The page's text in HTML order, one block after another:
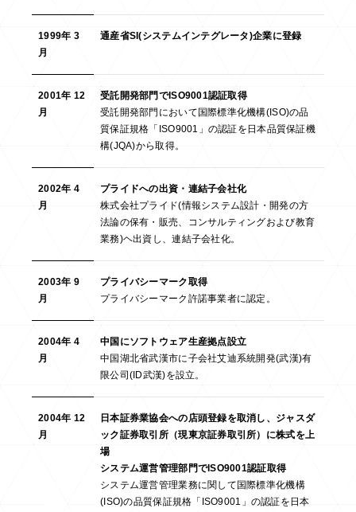
1999年 3
月
通産省SI(システムインテグレータ)企業に登録
2001年 12
月
受託開発部門でISO9001認証取得
受託開発部門において国際標準化機構(ISO)の品
質保証規格「ISO9001」の認証を日本品質保証機
構(JQA)から取得。
2002年 4
月
プライドへの出資・連結子会社化
株式会社プライド(情報システム設計・開発の方
法論の保有・販売、コンサルティングおよび教育
業務)ヘ出資し、連結子会社化。
2003年 9
月
プライバシーマーク取得
プライバシーマーク許諾事業者に認定。
2004年 4
月
中国にソフトウェア生産拠点設立
中国湖北省武漢市に子会社艾迪系統開発(武漢)有
限公司(ID武漢)を設立。
2004年 12
月
日本証券業協会への店頭登録を取消し、ジャスダ
ック証券取引所（現東京証券取引所）に株式を上
場
システム運営管理部門でISO9001認証取得
システム運営管理業務に関して国際標準化機構
(ISO)の品質保証規格「ISO9001」の認証を日本